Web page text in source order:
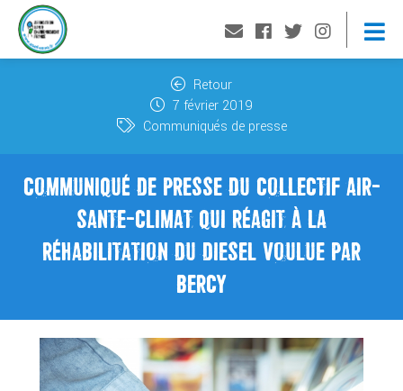
Retour
7 février 2019
Communiqués de presse
COMMUNIQUÉ DE PRESSE DU COLLECTIF AIR-
SANTE-CLIMAT QUI RÉAGIT À LA
RÉHABILITATION DU DIESEL VOULUE PAR
BERCY